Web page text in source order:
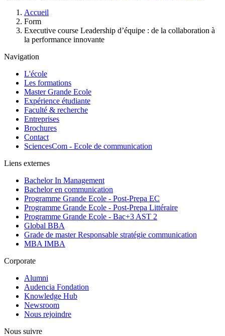
d'Ariane
Accueil
Form
Executive course Leadership d’équipe : de la collaboration à
la performance innovante
Navigation
L'école
Les formations
Master Grande Ecole
Expérience étudiante
Faculté & recherche
Entreprises
Brochures
Contact
SciencesCom - Ecole de communication
Liens externes
Bachelor In Management
Bachelor en communication
Programme Grande Ecole - Post-Prepa EC
Programme Grande Ecole - Post-Prepa Littéraire
Programme Grande Ecole - Bac+3 AST 2
Global BBA
Grade de master Responsable stratégie communication
MBA IMBA
Corporate
Alumni
Audencia Fondation
Knowledge Hub
Newsroom
Nous rejoindre
Nous suivre